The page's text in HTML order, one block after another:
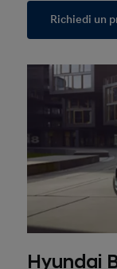
Richiedi un
Hyundai